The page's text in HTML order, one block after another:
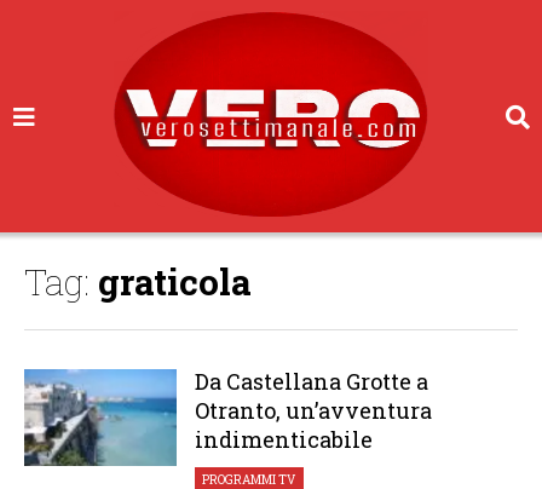
Tag: graticola
Da Castellana Grotte a
Otranto, un’avventura
indimenticabile
PROGRAMMI TV